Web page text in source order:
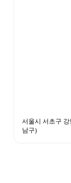
서울시 서초구
남구)